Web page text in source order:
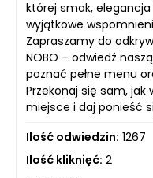
której smak,
wyjątkowe
Zapraszamy do
NOBO – odwiedź
poznać pełne menu
Przekonaj się sam,
miejsce i daj ponieść
Ilość odwiedzin: 1267
Ilość kliknięć: 2